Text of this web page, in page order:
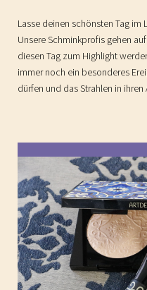
Lasse deinen schönsten Tag im
Unsere Schminkprofis gehen
diesen Tag zum Highlight
immer noch ein besonderes
dürfen und das Strahlen in ihren